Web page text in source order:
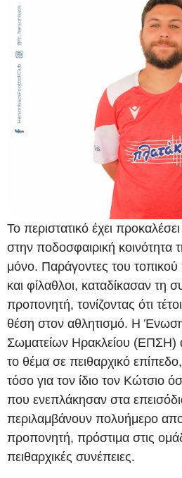
Το περιστατικό έχει
στην ποδοσφαιρική κοινότητα
μόνο. Παράγοντες του
και φίλαθλοι, καταδίκασαν τη
προπονητή, τονίζοντας ότι
θέση στον αθλητισμό. Η
Σωματείων Ηρακλείου (ΕΠΣΗ)
το θέμα σε πειθαρχικό
τόσο για τον ίδιο τον Κώτσιο
που ενεπλάκησαν στα
περιλαμβάνουν πολυήμερο
προπονητή, πρόστιμα στις
πειθαρχικές συνέπειες.